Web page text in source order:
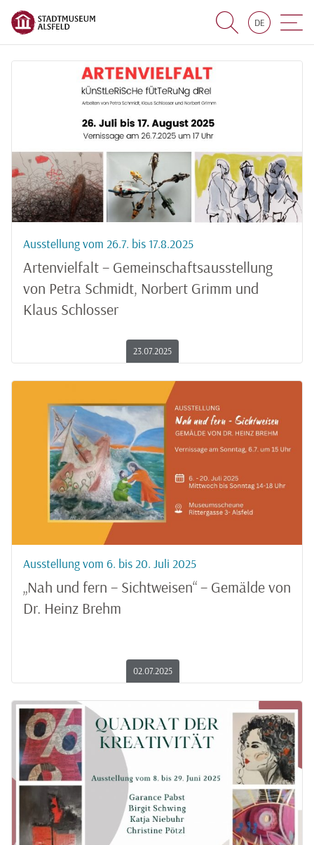
Suche
DE
Ausstellung vom 26.7. bis 17.8.2025
Artenvielfalt – Gemeinschaftsausstellung
von Petra Schmidt, Norbert Grimm und
Klaus Schlosser
23.07.2025
Ausstellung vom 6. bis 20. Juli 2025
„Nah und fern – Sichtweisen“ – Gemälde von
Dr. Heinz Brehm
02.07.2025